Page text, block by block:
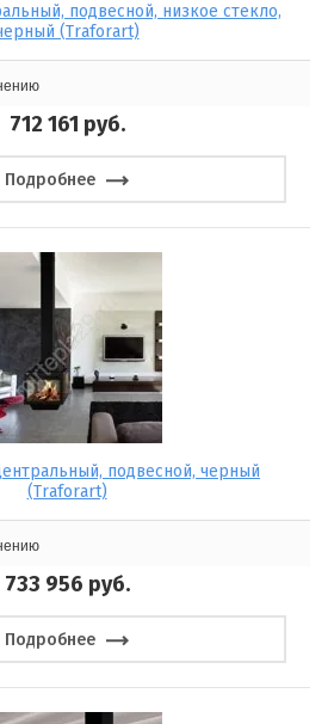
подвесной, низкое стекло,
(Traforart)
712 161 руб.
Подробнее
подвесной, черный
(Traforart)
733 956 руб.
Подробнее